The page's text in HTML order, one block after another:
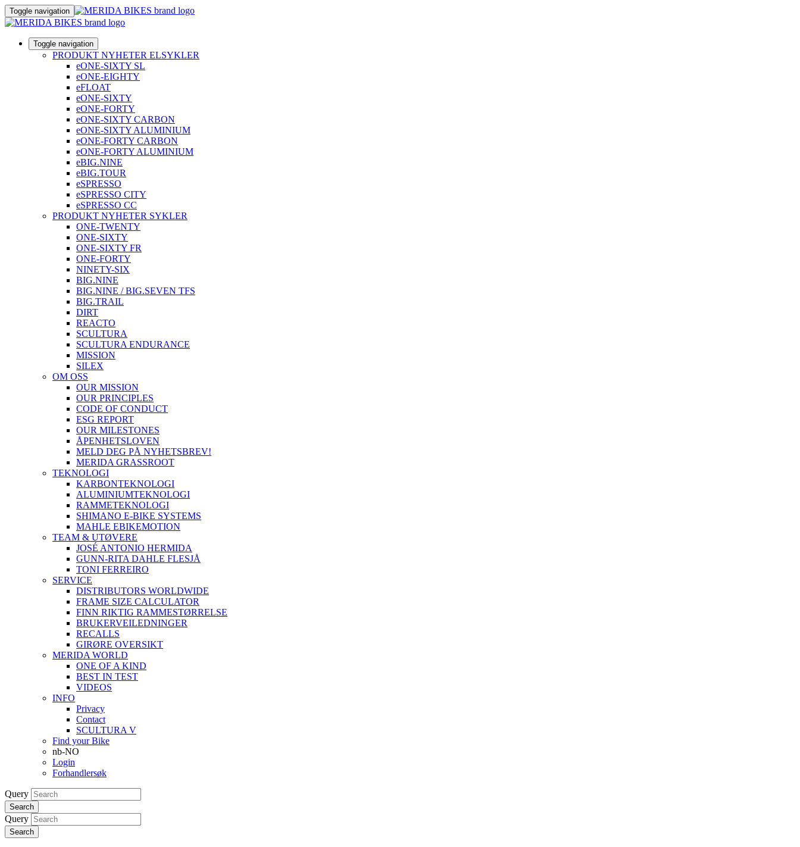
Toggle navigation
Toggle navigation
PRODUKT NYHETER ELSYKLER
eONE-SIXTY SL
eONE-EIGHTY
eFLOAT
eONE-SIXTY
eONE-FORTY
eONE-SIXTY CARBON
eONE-SIXTY ALUMINIUM
eONE-FORTY CARBON
eONE-FORTY ALUMINIUM
eBIG.NINE
eBIG.TOUR
eSPRESSO
eSPRESSO CITY
eSPRESSO CC
PRODUKT NYHETER SYKLER
ONE-TWENTY
ONE-SIXTY
ONE-SIXTY FR
ONE-FORTY
NINETY-SIX
BIG.NINE
BIG.NINE / BIG.SEVEN TFS
BIG.TRAIL
DIRT
REACTO
SCULTURA
SCULTURA ENDURANCE
MISSION
SILEX
OM OSS
OUR MISSION
OUR PRINCIPLES
CODE OF CONDUCT
ESG REPORT
OUR MILESTONES
ÅPENHETSLOVEN
MELD DEG PÅ NYHETSBREV!
MERIDA GRASSROOT
TEKNOLOGI
KARBONTEKNOLOGI
ALUMINIUMTEKNOLOGI
RAMMETEKNOLOGI
SHIMANO E-BIKE SYSTEMS
MAHLE EBIKEMOTION
TEAM & UTØVERE
JOSÉ ANTONIO HERMIDA
GUNN-RITA DAHLE FLESJÅ
TONI FERREIRO
SERVICE
DISTRIBUTORS WORLDWIDE
FRAME SIZE CALCULATOR
FINN RIKTIG RAMMESTØRRELSE
BRUKERVEILEDNINGER
RECALLS
GIRØRE OVERSIKT
MERIDA WORLD
ONE OF A KIND
BEST IN TEST
VIDEOS
INFO
Privacy
Contact
SCULTURA V
Find your Bike
nb-NO
Login
Forhandlersøk
Query
Search
Query
Search